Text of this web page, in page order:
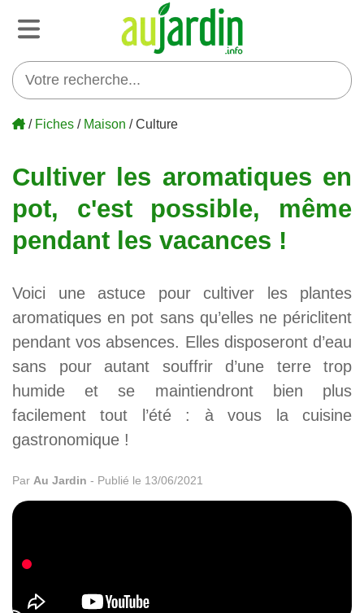
/ Fiches / Maison / Culture
Cultiver les aromatiques en
pot, c'est possible, même
pendant les vacances !
Voici une astuce pour cultiver les plantes
aromatiques en pot sans qu’elles ne périclitent
pendant vos absences. Elles disposeront d’eau
sans pour autant souffrir d’une terre trop
humide et se maintiendront bien plus
facilement tout l’été : à vous la cuisine
gastronomique !
Par Au Jardin - Publié le 13/06/2021